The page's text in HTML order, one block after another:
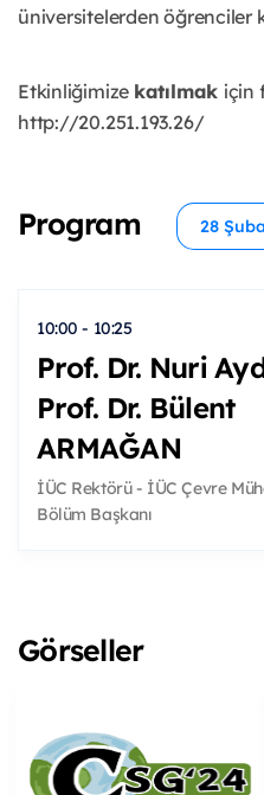
üniversitelerden öğrenciler
Etkinliğimize katılmak için
http://20.251.193.26/
Program 28
10:00 - 10:25
Prof. Dr. Nuri
Prof. Dr. Bülent
ARMAĞAN
İÜC Rektörü - İÜC Çevre
Bölüm Başkanı
Görseller